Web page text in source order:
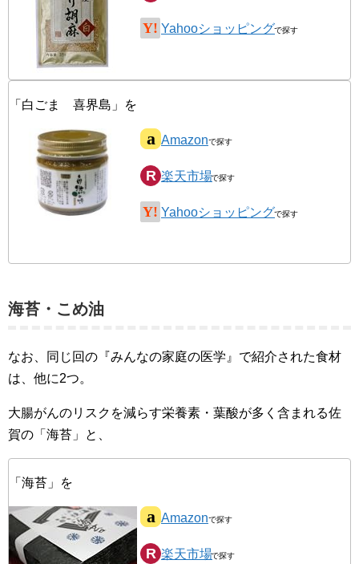
Yahooショッピング
「白ごま 喜界島」を
Amazon
楽天市場
Yahooショッピング
海苔・こめ油
なお、同じ回の『みんなの家庭の医学』で紹介された食材
は、他に2つ。
大腸がんのリスクを減らす栄養素・葉酸が多く含まれる佐
賀の「海苔」と、
「海苔」を
Amazon
楽天市場